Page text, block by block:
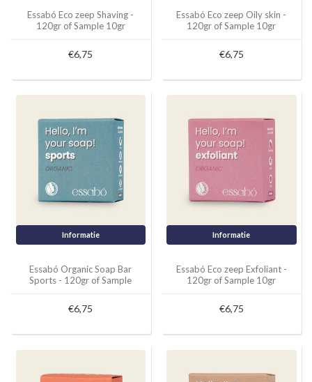
Essabó Eco zeep Shaving -
120gr of Sample 10gr
€6,75
Essabó Eco zeep Oily skin -
120gr of Sample 10gr
€6,75
Informatie
Essabó Organic Soap Bar
Sports - 120gr of Sample
€6,75
Informatie
Essabó Eco zeep Exfoliant -
120gr of Sample 10gr
€6,75